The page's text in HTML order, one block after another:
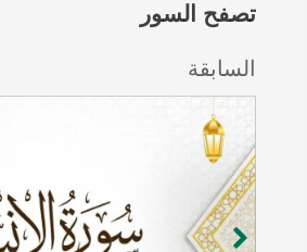
تصفح السور
السابقة